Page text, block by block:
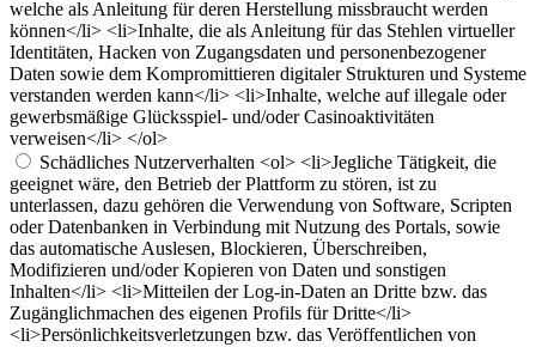
welche als Anleitung für deren Herstellung missbraucht werden
können</li> <li>Inhalte, die als Anleitung für das Stehlen virtueller
Identitäten, Hacken von Zugangsdaten und personenbezogener
Daten sowie dem Kompromittieren digitaler Strukturen und Systeme
verstanden werden kann</li> <li>Inhalte, welche auf illegale oder
gewerbsmäßige Glücksspiel- und/oder Casinoaktivitäten
verweisen</li> </ol>
Schädliches Nutzerverhalten <ol> <li>Jegliche Tätigkeit, die
geeignet wäre, den Betrieb der Plattform zu stören, ist zu
unterlassen, dazu gehören die Verwendung von Software, Scripten
oder Datenbanken in Verbindung mit Nutzung des Portals, sowie
das automatische Auslesen, Blockieren, Überschreiben,
Modifizieren und/oder Kopieren von Daten und sonstigen
Inhalten</li> <li>Mitteilen der Log-in-Daten an Dritte bzw. das
Zugänglichmachen des eigenen Profils für Dritte</li>
<li>Persönlichkeitsverletzungen bzw. das Veröffentlichen von